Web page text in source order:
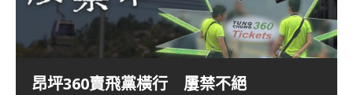
昂坪360賣飛黨橫行 屢禁不絕